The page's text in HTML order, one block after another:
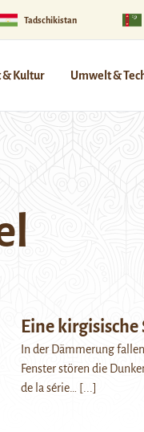
Tadschikistan
& Kultur Umwelt &
Eine
In der Dämmerung
Fenster stören die
de la série…
[...]